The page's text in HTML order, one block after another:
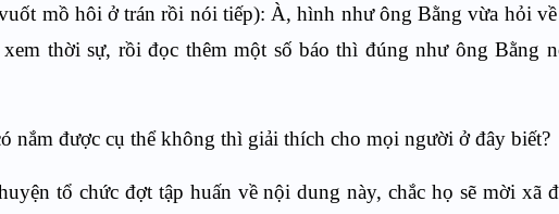
mồ hôi ở trán rồi nói tiếp): À, hình như ông Bằng vừa hỏi
thời sự, rồi đọc thêm một số báo thì đúng như ông Bằng
nắm được cụ thể không thì giải thích cho mọi người ở đây biết?
tổ chức đợt tập huấn về nội dung này, chắc họ sẽ mời xã